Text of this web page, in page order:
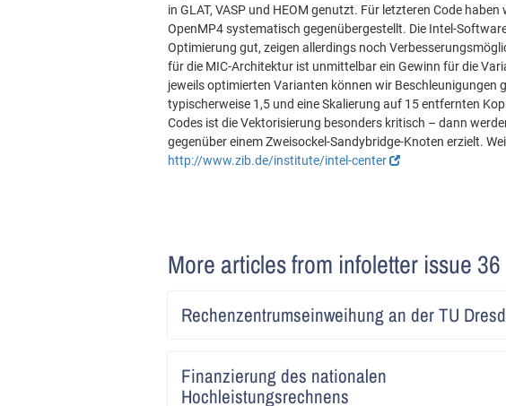
in GLAT, VASP und HEOM genutzt. Für letzteren Code
OpenMP4 systematisch gegenübergestellt. Die Intel-
Optimierung gut, zeigen allerdings noch
für die MIC-Architektur ist unmittelbar ein Gewinn für die
jeweils optimierten Varianten können wir Beschleunigungen
typischerweise 1,5 und eine Skalierung auf 15 entfernten
Codes ist die Vektorisierung besonders kritisch – dann
gegenüber einem Zweisockel-Sandybridge-Knoten erzielt.
http://www.zib.de/institute/intel-center
More articles from infoletter issue 36
Rechenzentrumseinweihung an der TU
Finanzierung des nationalen
Hochleistungsrechnens